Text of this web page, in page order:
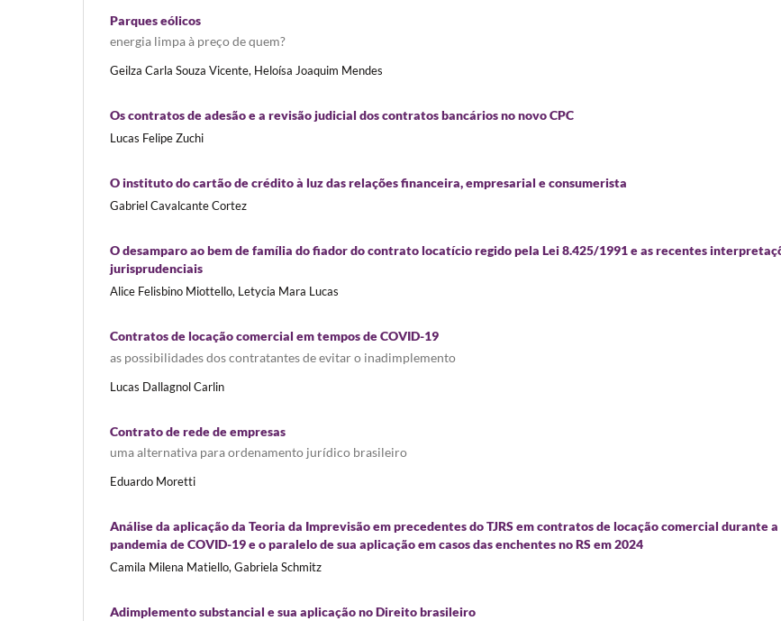
Parques eólicos
energia limpa à preço de quem?
Geilza Carla Souza Vicente, Heloísa Joaquim Mendes
Os contratos de adesão e a revisão judicial dos contratos bancários no novo CPC
Lucas Felipe Zuchi
O instituto do cartão de crédito à luz das relações financeira, empresarial e consumerista
Gabriel Cavalcante Cortez
O desamparo ao bem de família do fiador do contrato locatício regido pela Lei 8.425/1991 e as recentes
jurisprudenciais
Alice Felisbino Miottello, Letycia Mara Lucas
Contratos de locação comercial em tempos de COVID-19
as possibilidades dos contratantes de evitar o inadimplemento
Lucas Dallagnol Carlin
Contrato de rede de empresas
uma alternativa para ordenamento jurídico brasileiro
Eduardo Moretti
Análise da aplicação da Teoria da Imprevisão em precedentes do TJRS em contratos de locação comercial durante a
pandemia de COVID-19 e o paralelo de sua aplicação em casos das enchentes no RS em 2024
Camila Milena Matiello, Gabriela Schmitz
Adimplemento substancial e sua aplicação no Direito brasileiro